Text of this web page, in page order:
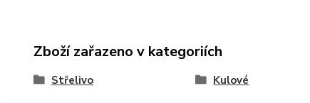
Zboží zařazeno v kategoriích
Střelivo Kulové